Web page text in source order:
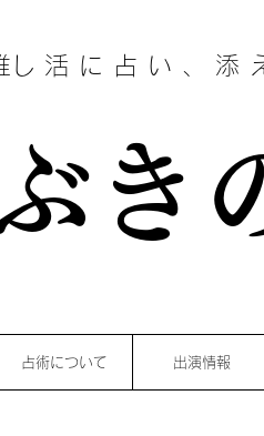
し活に占い、添
き
占術について 出演情報